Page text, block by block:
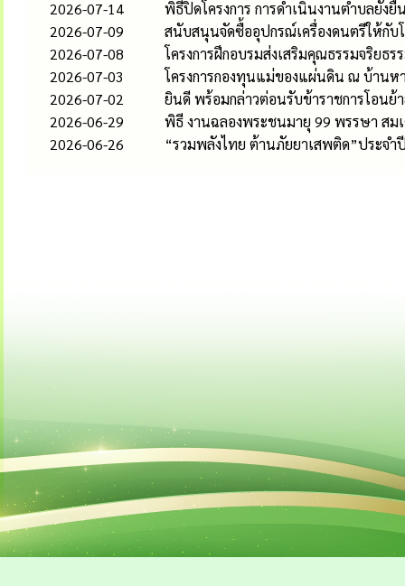
2026-07-14
พิธีปิดโครงการ การดำเนินงานตำบลยั่
2026-07-09
สนับสนุนจัดซื้ออุปกรณ์เครื่องดนตรีให้กับ
2026-07-08
โครงการฝึกอบรมส่งเสริมคุณธรรมจริยธ
2026-07-03
โครงการกองทุนแม่ของแผ่นดิน ณ บ้านห
2026-07-02
ยินดี พร้อมกล่าวต่อนรับข้าราชการโอนย้
2026-06-29
พิธี งานฉลองพระชนมายุ 99 พรรษา สม
2026-06-26
“รวมพลังไทย ต้านภัยยาเสพติด”ประจำ